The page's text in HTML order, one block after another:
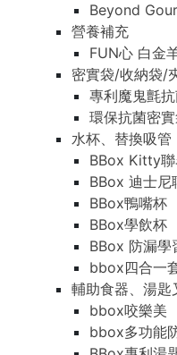
Beyond
營養補充
FUN心 白金
密實袋/收納袋/
專利魔鬼氈
環保抗菌密
水杯、替換吸管
BBox Kitty聯
BBox 迪士尼
BBox鴨嘴杯
BBox學飲杯
BBox 防漏學
bbox四合一
輔助食器、湯匙
bbox咬樂美
bbox多功能